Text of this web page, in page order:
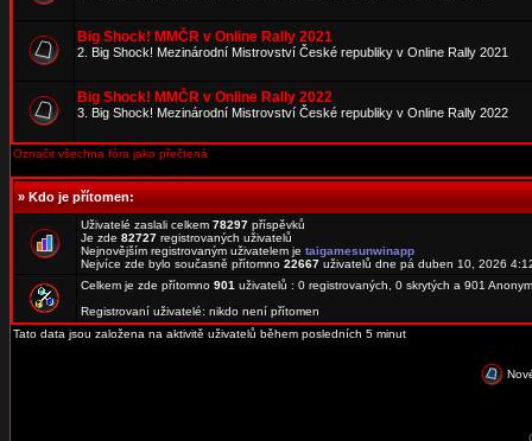
Big Shock! MMČR v Online Rally 2021
2. Big Shock! Mezinárodní Mistrovství České republiky v Online Rally 2021
Big Shock! MMČR v Online Rally 2022
3. Big Shock! Mezinárodní Mistrovství České republiky v Online Rally 2022
Označit všechna fóra jako přečtená
»Kdo je přítomen:
Uživatelé zaslali celkem 78297 příspěvků
Je zde 82727 registrovaných uživatelů
Nejnovějším registrovaným uživatelem je taigamesunwinapp
Nejvíce zde bylo současně přítomno 22667 uživatelů dne pá duben 10, 2026
Celkem je zde přítomno 901 uživatelů : 0 registrovaných, 0 skrytých a 901
Registrovaní uživatelé: nikdo není přítomen
Tato data jsou založena na aktivitě uživatelů během posledních 5 minut